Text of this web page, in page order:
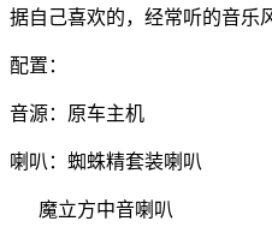
据自己喜欢的，经常听的音乐
配置：
音源：原车主机
喇叭：蜘蛛精套装喇叭
魔立方中音喇叭